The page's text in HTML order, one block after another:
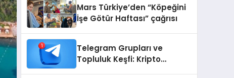
Mars Türkiye’den “Köpeğini
İşe Götür Haftası” çağrısı
Telegram Grupları ve
Topluluk Keşfi: Kripto